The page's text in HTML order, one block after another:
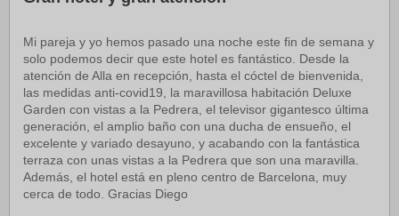
Mi pareja y yo hemos pasado una noche este fin de semana y
solo podemos decir que este hotel es fantástico. Desde la
atención de Alla en recepción, hasta el cóctel de bienvenida,
las medidas anti-covid19, la maravillosa habitación Deluxe
Garden con vistas a la Pedrera, el televisor gigantesco última
generación, el amplio baño con una ducha de ensueño, el
excelente y variado desayuno, y acabando con la fantástica
terraza con unas vistas a la Pedrera que son una maravilla.
Además, el hotel está en pleno centro de Barcelona, muy
cerca de todo. Gracias Diego